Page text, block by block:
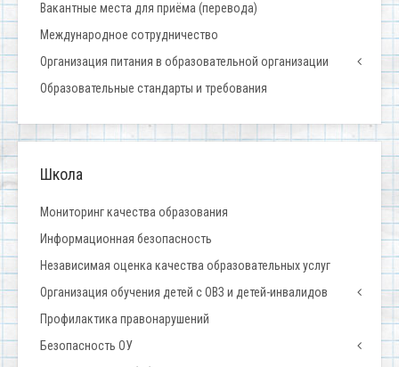
Вакантные места для приёма (перевода)
Международное сотрудничество
Организация питания в образовательной организации
Образовательные стандарты и требования
Школа
Мониторинг качества образования
Информационная безопасность
Независимая оценка качества образовательных услуг
Организация обучения детей с ОВЗ и детей-инвалидов
Профилактика правонарушений
Безопасность ОУ